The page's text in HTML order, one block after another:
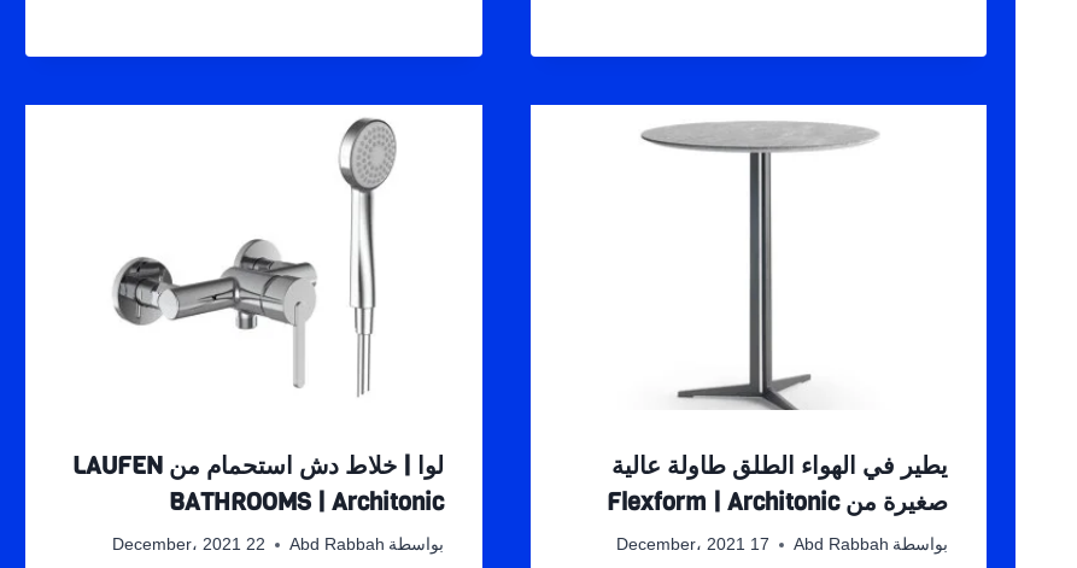
يطير في الهواء الطلق طاولة عالية
صغيرة من Flexform | Architonic
بواسطة Abd Rabbah 17 December، 2021
لوا | خلاط دش استحمام من LAUFEN
BATHROOMS | Architonic
بواسطة Abd Rabbah 22 December، 2021